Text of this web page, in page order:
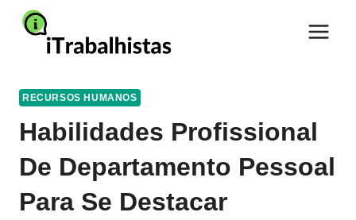
Pular
para
RECURSOS HUMANOS
Habilidades Profissional
De Departamento Pessoal
Para Se Destacar